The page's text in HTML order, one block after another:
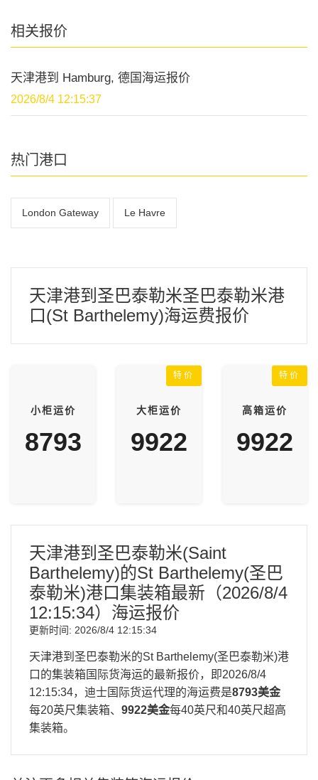
相关报价
天津港到 Hamburg, 德国海运报价
2026/8/4 12:15:37
热门港口
London Gateway Le Havre
天津港到圣巴泰勒米圣巴泰勒米港
口(St Barthelemy)海运费报价
小柜运价
8793
特价
大柜运价
9922
特价
高箱运价
9922
天津港到圣巴泰勒米(Saint
Barthelemy)的St Barthelemy(圣巴
泰勒米)港口集装箱最新（2026/8/4
12:15:34）海运报价
更新时间: 2026/8/4 12:15:34
天津港到圣巴泰勒米的St Barthelemy(圣巴泰勒米)港
口的集装箱国际货海运的最新报价，即2026/8/4
12:15:34，迪士国际货运代理的海运费是8793美金
每20英尺集装箱、 9922美金每40英尺和40英尺超高
集装箱。